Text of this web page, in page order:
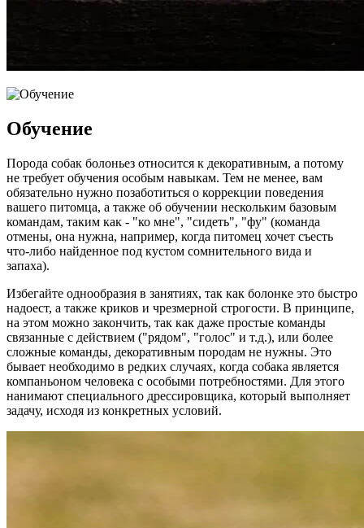
Обучение
Порода собак болоньез относится к декоративным, а потому
не требует обучения особым навыкам. Тем не менее, вам
обязательно нужно позаботиться о коррекции поведения
вашего питомца, а также об обучении нескольким базовым
командам, таким как - "ко мне", "сидеть", "фу" (команда
отмены, она нужна, например, когда питомец хочет съесть
что-либо найденное под кустом сомнительного вида и
запаха).
Избегайте однообразия в занятиях, так как болонке это быстро
надоест, а также криков и чрезмерной строгости. В принципе,
на этом можно закончить, так как даже простые команды
связанные с действием ("рядом", "голос" и т.д.), или более
сложные команды, декоративным породам не нужны. Это
бывает необходимо в редких случаях, когда собака является
компаньоном человека с особыми потребностями. Для этого
нанимают специального дрессировщика, который выполняет
задачу, исходя из конкретных условий.